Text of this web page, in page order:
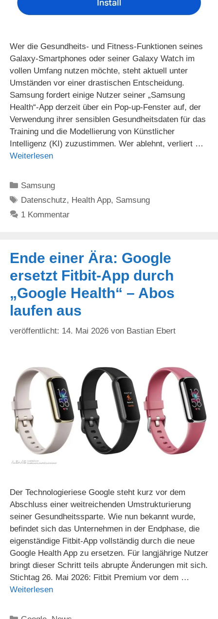
Wer die Gesundheits- und Fitness-Funktionen seines
Galaxy-Smartphones oder seiner Galaxy Watch im
vollen Umfang nutzen möchte, steht aktuell unter
Umständen vor einer drastischen Entscheidung.
Samsung fordert einige Nutzer seiner „Samsung
Health“-App derzeit über ein Pop-up-Fenster auf, der
Verwendung ihrer sensiblen Gesundheitsdaten für das
Training und die Modellierung von Künstlicher
Intelligenz (KI) zuzustimmen. Wer ablehnt, verliert …
Weiterlesen
Kategorien
Samsung
Schlagwörter
Datenschutz, Health App, Samsung
1 Kommentar
Ende einer Ära: Google
ersetzt Fitbit-App durch
„Google Health“ – Abos
laufen aus
14. Mai 2026 von Bastian Ebert
Der Technologieriese Google steht kurz vor dem
Abschluss einer weitreichenden Umstrukturierung
seiner Gesundheitssparte. Wie nun bekannt wurde,
befindet sich das Unternehmen in der Endphase, die
eigenständige Fitbit-App vollständig durch die neue
Google Health App zu ersetzen. Für langjährige Nutzer
bringt dieser Schritt teils abrupte Änderungen mit sich.
Stichtag 26. Mai 2026: Fitbit Premium vor dem …
Weiterlesen